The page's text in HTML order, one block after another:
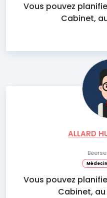
Vous pouvez
Cabinet,
ALLARD
Vous pouvez
Cabinet, au